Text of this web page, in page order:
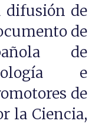
difusión de
de
de
e
de
la Ciencia,